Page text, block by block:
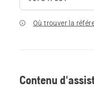
Où trouver la
Contenu